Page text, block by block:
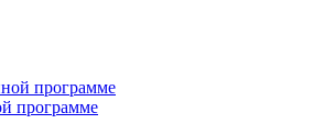
программе